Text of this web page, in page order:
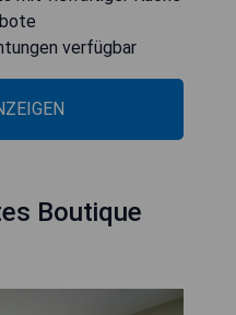
verfügbar
Boutique